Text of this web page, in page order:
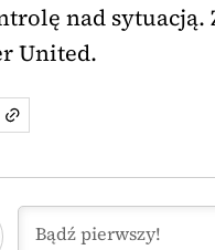
nad sytuacją.
United.